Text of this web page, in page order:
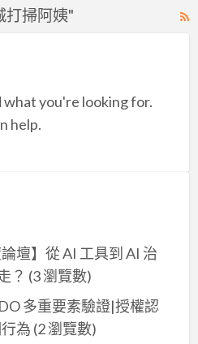
打掃阿姨"
what you're looking for.
help.
壇】從 AI 工具到 AI 治
？ (3 瀏覽數)
多重要素驗證|授權認
為 (2 瀏覽數)